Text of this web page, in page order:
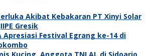
Akibat Kebakaran PT Xinyi Solar
Gresik
Apresiasi Festival Egrang ke-14 di